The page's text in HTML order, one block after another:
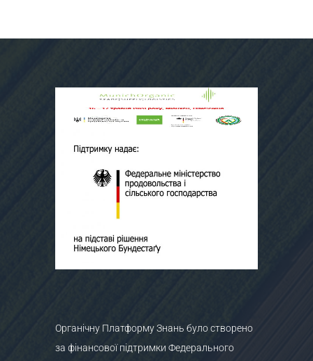
Органічну Платформу Знань було створено
за фінансової підтримки Федерального